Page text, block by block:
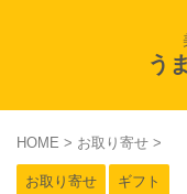
う
HOME > お取り寄せ >
お取り寄せ ギフト